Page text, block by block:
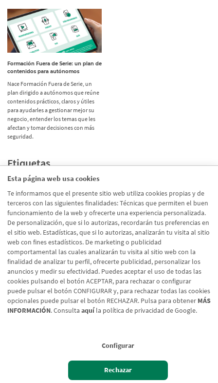
Esta página web usa cookies
Te informamos que el presente sitio web utiliza cookies propias y de
terceros con las siguientes finalidades: Técnicas que permiten el buen
funcionamiento de la web y ofrecerte una experiencia personalizada.
De personalización, que si lo autorizas, recordarán tus preferencias en
el sitio web. Estadísticas, que si lo autorizas, analizarán tu visita al sitio
web con fines estadísticos. De marketing o publicidad
comportamental las cuales analizarán tu visita al sitio web con la
finalidad de analizar tu perfil, ofrecerte publicidad, personalizar los
anuncios y medir su efectividad. Puedes aceptar el uso de todas las
cookies pulsando el botón ACEPTAR, para rechazar o configurar
puede pulsar el botón CONFIGURAR y, para rechazar todas las cookies
opcionales puede pulsar el botón RECHAZAR. Pulsa para obtener MÁS
INFORMACIÓN. Consulta aquíla política de privacidad de Google.
Configurar
Rechazar
Formación Fuera de Serie: un plan de
contenidos para autónomos
Nace Formación Fuera de Serie, un
plan dirigido a autónomos que reúne
contenidos prácticos, claros y útiles
para ayudarles a gestionar mejor su
negocio, entender los temas que les
afectan y tomar decisiones con más
seguridad.
Etiquetas
Promociones
Corporativo(39)
Emprendedores (26)
Talento(20)
Digital(19)
En Marcha (10)
Aviso legal
Política de cookies